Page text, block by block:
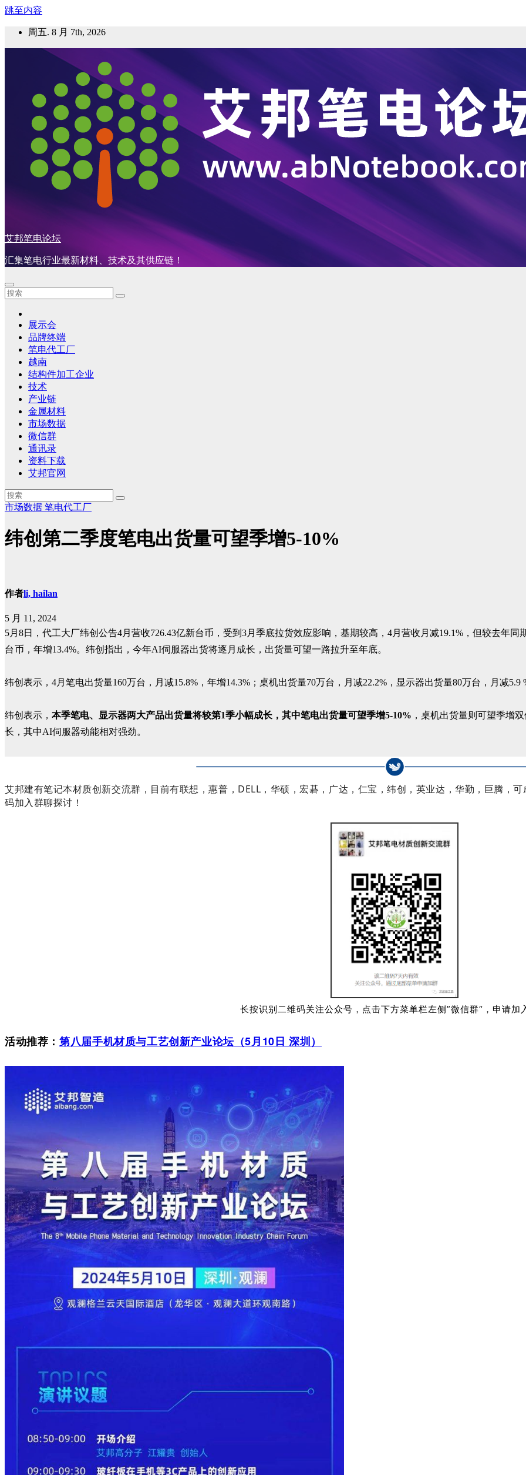
跳至内容
周五. 8 月 7th, 2026
艾邦笔电论坛
汇集笔电行业最新材料、技术及其供应链！
展示会
品牌终端
笔电代工厂
越南
结构件加工企业
技术
产业链
金属材料
市场数据
微信群
通讯录
资料下载
艾邦官网
市场数据 笔电代工厂
纬创第二季度笔电出货量可望季增5-10%
作者li, hailan
5 月 11, 2024
5月8日，代工大厂纬创公告4月营收726.43亿新台币，受到3月季底拉货效应影响，基期较高，4月营收月减19.1%，但较去年同
台币 ，年增13.4%。纬创指出，今年AI伺服器出货将逐月成长，出货量可望一路拉升至年底。
纬创表示，4月笔电出货量160万台，月减15.8%，年增14.3%；桌机出货量70万台，月减22.2%，显示器出货量80万台，月减
纬创表示， 本季笔电、显示器两大产品出货量将较第1季小幅成长，其中笔电出货量可望季增5-10% ，桌机出货量则可望季增
长，其中AI伺服器动能相对强劲。
艾邦建有笔记本材质创新交流群，目前有联想，惠普，DELL，华硕，宏碁，广达，仁宝，纬创，英业达，华勤，巨腾，
码加入群聊探讨！
长按识别二维码关注公众号，点击下方菜单栏左侧”微信群“，申请加
活动推荐：第八届手机材质与工艺创新产业论坛（5月10日 深圳）